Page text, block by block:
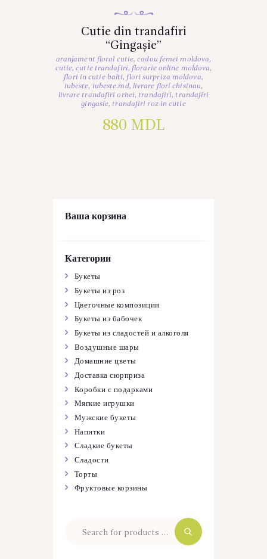
Cutie din trandafiri
“Gingașie”
aranjament floral cutie,cadou femei moldova,
cutie,cutie trandafiri, florarie online moldova,
flori in cutie balti, flori surpriza moldova,
iubeste, iubeste.md, livrare flori chisinau,
livrare trandafiri orhei, trandafiri, trandafiri
gingasie, trandafiri roz in cutie
880 MDL
Ваша корзина
Категории
Букеты
Букеты из роз
Цветочные композиции
Букеты из бабочек
Букеты из сладостей и алкоголя
Воздушные шары
Домашние цветы
Доставка сюрприза
Коробки с подарками
Мягкие игрушки
Мужские букеты
Напитки
Сладкие букеты
Сладости
Торты
Фруктовые корзины